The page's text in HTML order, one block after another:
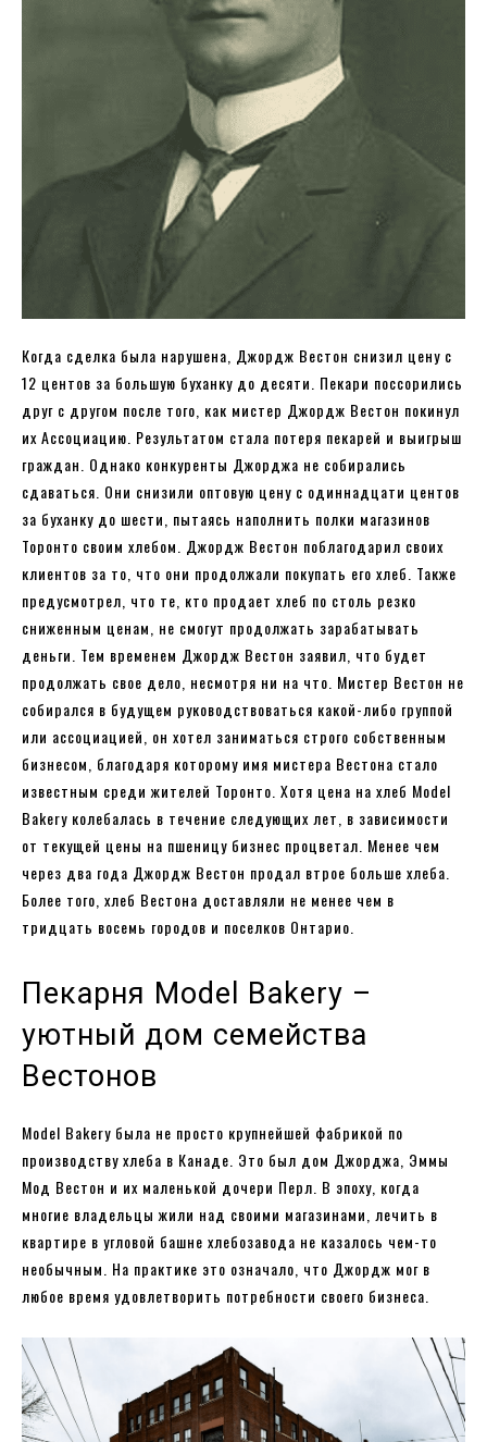
Когда сделка была нарушена, Джордж Вестон снизил цену с
12 центов за большую буханку до десяти. Пекари поссорились
друг с другом после того, как мистер Джордж Вестон покинул
их Ассоциацию. Результатом стала потеря пекарей и выигрыш
граждан. Однако конкуренты Джорджа не собирались
сдаваться. Они снизили оптовую цену с одиннадцати центов
за буханку до шести, пытаясь наполнить полки магазинов
Торонто своим хлебом. Джордж Вестон поблагодарил своих
клиентов за то, что они продолжали покупать его хлеб. Также
предусмотрел, что те, кто продает хлеб по столь резко
сниженным ценам, не смогут продолжать зарабатывать
деньги. Тем временем Джордж Вестон заявил, что будет
продолжать свое дело, несмотря ни на что. Мистер Вестон не
собирался в будущем руководствоваться какой-либо группой
или ассоциацией, он хотел заниматься строго собственным
бизнесом, благодаря которому имя мистера Вестона стало
известным среди жителей Торонто. Хотя цена на хлеб Model
Bakery колебалась в течение следующих лет, в зависимости
от текущей цены на пшеницу бизнес процветал. Менее чем
через два года Джордж Вестон продал втрое больше хлеба.
Более того, хлеб Вестона доставляли не менее чем в
тридцать восемь городов и поселков Онтарио.
Пекарня Model Bakery –
уютный дом семейства
Вестонов
Model Bakery была не просто крупнейшей фабрикой по
производству хлеба в Канаде. Это был дом Джорджа, Эммы
Мод Вестон и их маленькой дочери Перл. В эпоху, когда
многие владельцы жили над своими магазинами, лечить в
квартире в угловой башне хлебозавода не казалось чем-то
необычным. На практике это означало, что Джордж мог в
любое время удовлетворить потребности своего бизнеса.